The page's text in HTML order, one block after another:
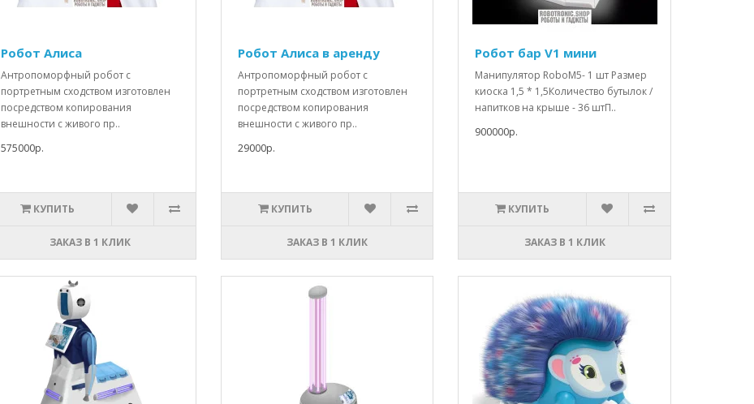
Робот Алиса
Антропоморфный робот с
портретным сходством изготовлен
посредством копирования
внешности с живого пр..
575000р.
КУПИТЬ
ЗАКАЗ В 1 КЛИК
Робот Алиса в аренду
Антропоморфный робот с
портретным сходством изготовлен
посредством копирования
внешности с живого пр..
29000р.
КУПИТЬ
ЗАКАЗ В 1 КЛИК
Робот бар V1 мини
Манипулятор RoboM5- 1 шт Размер
киоска 1,5 * 1,5Количество бутылок /
напитков на крыше - 36 штП..
900000р.
КУПИТЬ
ЗАКАЗ В 1 КЛИК